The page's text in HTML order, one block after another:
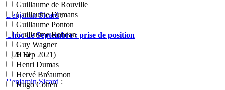
Guillaume de Rouville
Guillaume Dumans
Guillaume Ponton
Guillaume Rondan
Guy Wagner
H16
Henri Dumas
Hervé Bréaumon
Hugo Cohen
Benjamin Sicard:
Choc de Septembre : prise de position
- (20 Sep 2021)
Benjamin Sicard :